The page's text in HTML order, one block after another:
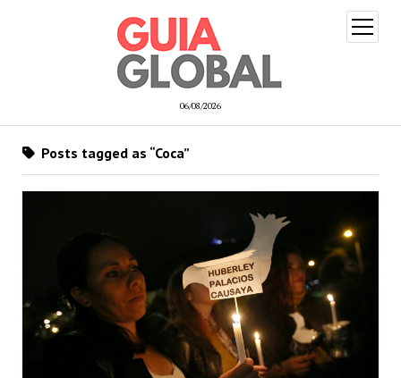
06/08/2026
open
menu
Posts tagged as “Coca”